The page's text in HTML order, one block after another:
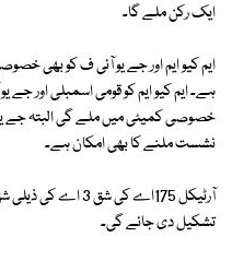
ایک رکن ملے گا۔
ایم کیو ایم اور جے یو آئی ف کو بھی
ہے۔ ایم کیو ایم کو قومی اسمبلی اور
خصوصی کمیٹی میں ملے گی البتہ
نشست ملنے کا بھی امکان ہے۔
تشکیل دی جائے گی۔